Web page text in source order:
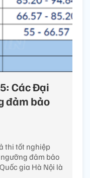
Các Đại
đảm bảo
thi tốt nghiệp
đảm bảo
gia Hà Nội là